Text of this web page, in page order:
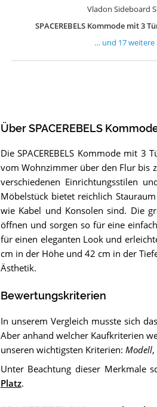
Vladon Sideboard
SPACEREBELS Kommode mit 3
… und 17weitere
Über SPACEREBELS
Die SPACEREBELS Kommode mit
vom Wohnzimmer über den Flur bis
verschiedenen Einrichtungsstilen
Möbelstück bietet reichlich
wie Kabel und Konsolen sind. Die
öffnen und sorgen so für eine
für einen eleganten Look und
cm in der Höhe und 42 cm in der
Ästhetik.
Bewertungskriterien
In unserem Vergleich musste sich
Aber anhand welcher Kaufkriterien
unseren wichtigsten Kriterien: Modell,
Unter Beachtung dieser Merkmale
Platz.